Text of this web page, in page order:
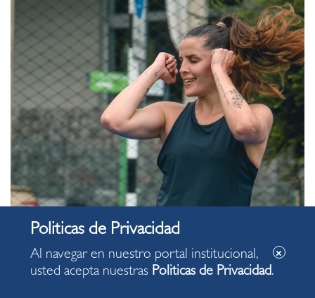
Hora :19:00:00
Al navegar en nuestro portal institucional,
usted acepta nuestras Politicas de Privacidad.